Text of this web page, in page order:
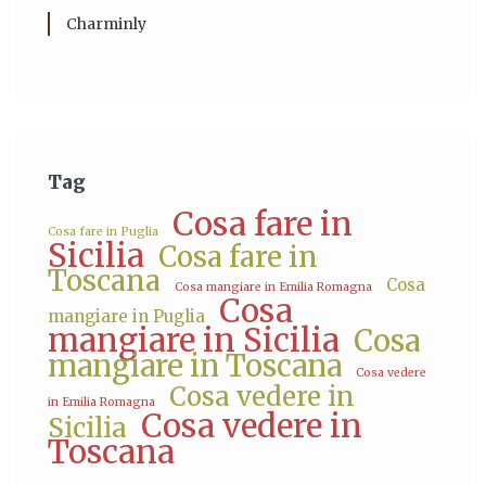
Charminly
Tag
Cosa fare in Puglia Cosa fare in
Sicilia Cosa fare in
Toscana Cosa mangiare in Emilia Romagna
Cosa
mangiare in Puglia
Cosa
mangiare in Sicilia Cosa
mangiare in Toscana Cosa vedere
in Emilia Romagna
Cosa vedere in
Sicilia Cosa vedere in
Toscana